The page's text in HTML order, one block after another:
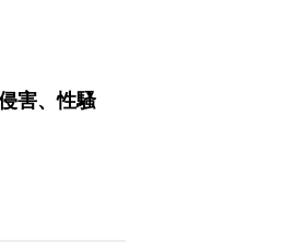
害、性騷